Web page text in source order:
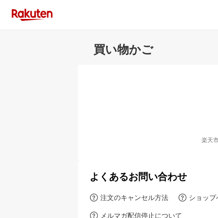
買い物かご
楽天
よくあるお問い合わせ
注文のキャンセル方法 ショッ
メルマガ配信停止について